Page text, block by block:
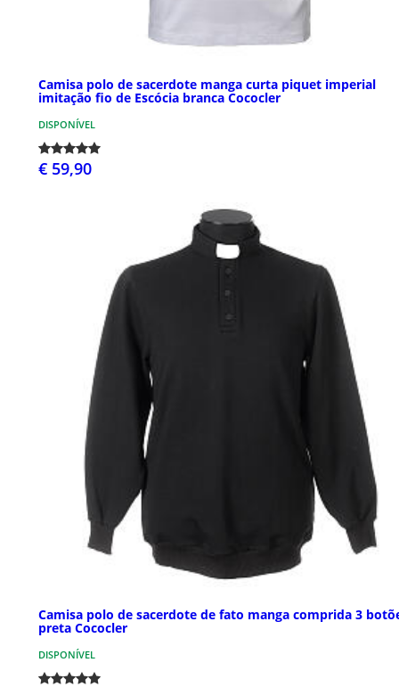
Camisa polo de sacerdote manga curta piquet imperial
imitação fio de Escócia branca Cococler
DISPONÍVEL
€ 59,90
Camisa polo de sacerdote de fato manga comprida 3
preta Cococler
DISPONÍVEL